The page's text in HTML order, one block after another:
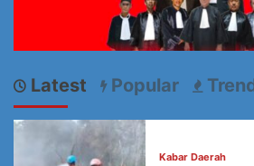
Latest Popular
Kabar Daerah